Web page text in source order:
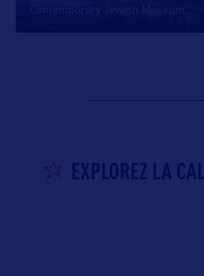
EXPLOREZ LA